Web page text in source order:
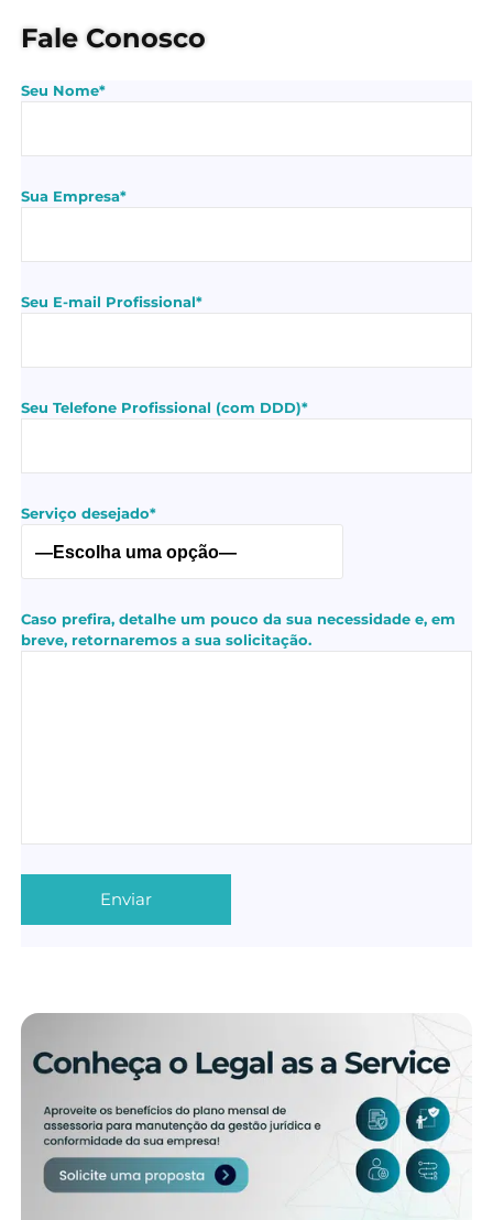
Fale Conosco
Seu Nome*
Sua Empresa*
Seu E-mail Profissional*
Seu Telefone Profissional (com DDD)*
Serviço desejado*
Caso prefira, detalhe um pouco da sua necessidade e, em
breve, retornaremos a sua solicitação.